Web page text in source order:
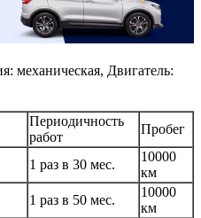
механическая, Двигатель:
Периодичность
работ
Пробег
1 раз в 30 мес.
10000
км
1 раз в 50 мес.
10000
км